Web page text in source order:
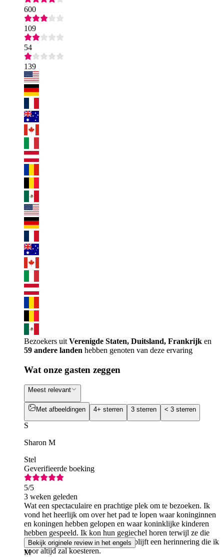
600
109
54
139
Bezoekers uit Verenigde Staten, Duitsland, Frankrijk en
59 andere landen hebben genoten van deze ervaring
Wat onze gasten zeggen
Meest relevant
Met afbeeldingen 4+ sterren 3 sterren < 3 sterren
S
Sharon M
Stel
Geverifieerde boeking
5/5
3 weken geleden
Wat een spectaculaire en prachtige plek om te bezoeken. Ik
vond het heerlijk om over het pad te lopen waar koninginnen
en koningen hebben gelopen en waar koninklijke kinderen
hebben gespeeld. Ik kon hun gegiechel horen terwijl ze die
prachtige trap op en af renden. Dit blijft een herinnering die ik
voor altijd zal koesteren.
Bekijk originele review in het engels
M